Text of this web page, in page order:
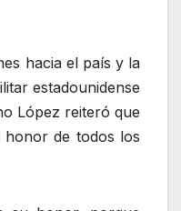
hacia el país y la
estadounidense
López reiteró que
honor de todos los